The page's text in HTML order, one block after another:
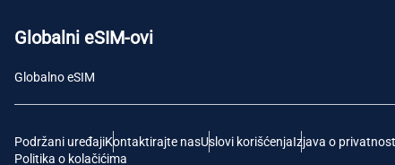
Globalni eSIM-ovi
Globalno eSIM
Podržani uređajiKontaktirajte nasUslovi korišćenjaIzjava o
Politika o kolačićima